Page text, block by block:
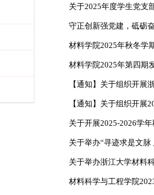
关于2025年度学生党支
守正创新强党建，砥砺
材料学院2025年秋冬学
材料学院2025年第四期
【通知】关于组织开展
【通知】关于组织开展
关于开展2025-2026学
关于举办“寻迹求是文
关于举办浙江大学材料
材料科学与工程学院